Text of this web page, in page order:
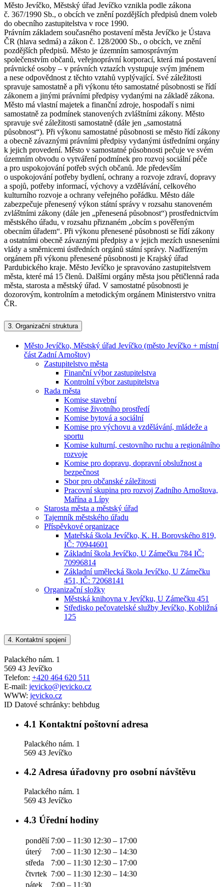
Město Jevíčko, Městský úřad Jevíčko vznikla podle zákona
č. 367/1990 Sb., o obcích ve znění pozdějších předpisů dnem voleb
do obecního zastupitelstva v roce 1990.
Právním základem současného postavení města Jevíčko je Ústava
ČR (hlava sedmá) a zákon č. 128/2000 Sb., o obcích, ve znění
pozdějších předpisů. Město je územním samosprávným
společenstvím občanů, veřejnoprávní korporací, která má postavení
právnické osoby – v právních vztazích vystupuje svým jménem
a nese odpovědnost z těchto vztahů vyplývající. Své záležitosti
spravuje samostatně a při výkonu této samostatné působnosti se řídí
zákonem a jinými právními předpisy vydanými na základě zákona.
Město má vlastní majetek a finanční zdroje, hospodaří s nimi
samostatně za podmínek stanovených zvláštními zákony. Město
spravuje své záležitosti samostatně (dále jen „samostatná
působnost“). Při výkonu samostatné působnosti se město řídí zákony
a obecně závaznými právními předpisy vydanými ústředními orgány
k jejich provedení. Město v samostatné působnosti pečuje ve svém
územním obvodu o vytváření podmínek pro rozvoj sociální péče
a pro uspokojování potřeb svých občanů. Jde především
o uspokojování potřeby bydlení, ochrany a rozvoje zdraví, dopravy
a spojů, potřeby informací, výchovy a vzdělávání, celkového
kulturního rozvoje a ochrany veřejného pořádku. Město dále
zabezpečuje přenesený výkon státní správy v rozsahu stanoveném
zvláštními zákony (dále jen „přenesená působnost“) prostřednictvím
městského úřadu, v rozsahu přiznaném „obcím s pověřeným
obecním úřadem“. Při výkonu přenesené působnosti se řídí zákony
a ostatními obecně závaznými předpisy a v jejich mezích usneseními
vlády a směrnicemi ústředních orgánů státní správy. Nadřízeným
orgánem při výkonu přenesené působnosti je Krajský úřad
Pardubického kraje. Město Jevíčko je spravováno zastupitelstvem
města, které má 15 členů. Dalšími orgány města jsou pětičlenná rada
města, starosta a městský úřad. V samostatné působnosti je
dozorovým, kontrolním a metodickým orgánem Ministerstvo vnitra
ČR.
3. Organizační struktura
Město Jevíčko, Městský úřad Jevíčko (město Jevíčko + místní
část Zadní Arnoštov)
Zastupitelstvo města
Finanční výbor zastupitelstva
Kontrolní výbor zastupitelstva
Rada města
Komise stavební
Komise životního prostředí
Komise bytová a sociální
Komise pro výchovu a vzdělávání, mládeže a
sportu
Komise kulturní, cestovního ruchu a regionálního
rozvoje
Komise pro dopravu, dopravní obslužnost a
bezpečnost
Sbor pro občanské záležitosti
Pracovní skupina pro rozvoj Zadního Arnoštova,
Mařína a Lípy
Starosta města a městský úřad
Tajemník městského úřadu
Příspěvkové organizace
Mateřská škola Jevíčko, K. H. Borovského 819,
IČ: 70944601
Základní škola Jevíčko, U Zámečku 784 IČ:
70996814
Základní umělecká škola Jevíčko, U Zámečku
451, IČ: 72068141
Organizační složky
Městská knihovna v Jevíčku, U Zámečku 451
Středisko pečovatelské služby Jevíčko, Kobližná
125
4. Kontaktní spojení
Palackého nám. 1
569 43 Jevíčko
Telefon: +420 464 620 511
E-mail: jevicko@jevicko.cz
WWW: jevicko.cz
ID Datové schránky: behbdug
4.1 Kontaktní poštovní adresa
Palackého nám. 1
569 43 Jevíčko
4.2 Adresa úřadovny pro osobní návštěvu
Palackého nám. 1
569 43 Jevíčko
4.3 Úřední hodiny
pondělí 7:00 – 11:30 12:30 – 17:00
úterý
7:00 – 11:30 12:30 – 14:30
středa
7:00 – 11:30 12:30 – 17:00
čtvrtek 7:00 – 11:30 12:30 – 14:30
pátek
7:00 – 11:30